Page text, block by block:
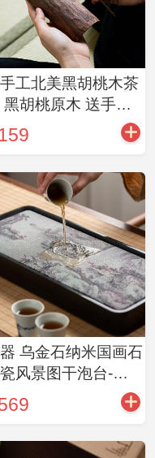
工北美黑胡桃木茶
黑胡桃原木 送手工
桃木随形茶拨
乌金石纳米国画石
风景图干泡台-隐